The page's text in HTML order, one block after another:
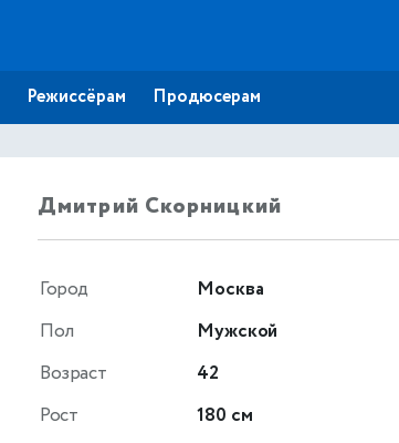
Режиссёрам Продюсерам
Дмитрий Скорницкий
Город
Москва
Пол
Мужской
Возраст
42
Рост
180 см